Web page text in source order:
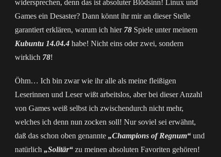
widersprechen, denn das ist absoluter Blödsinn! Linux und
Games ein Desaster? Dann könnt ihr mir an dieser Stelle
garantiert erklären, warum ich hier 78 Spiele unter meinem
Kubuntu 14.04.4 habe! Nicht eins oder zwei, sondern
wirklich 78!
Öhm… Ich bin zwar wie ihr alle als meine fleißigen
Leserinnen und Leser wißt arbeitslos, aber bei dieser Anzahl
von Games weiß selbst ich zwischendurch nicht mehr,
welches ich denn nun zocken soll! Nur soviel sei erwähnt,
daß das schon oben genannte „Champions of Regnum“ und
natürlich „Solitär“ zu meinen absoluten Favoriten gehören!